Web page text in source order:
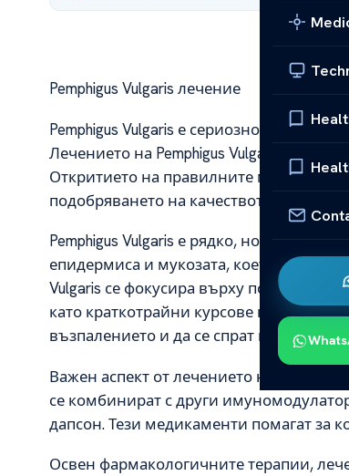
Pemphigus Vulgaris лечение
Pemphigus Vulgaris е сериозно
Лечението на Pemphigus Vulgaris е
Откритието на правилните методи за
подобряването на качеството на живот
Pemphigus Vulgaris е рядко, но тежко
епидермиса и мукозата, което довежда
Vulgaris се фокусира върху
като краткотрайни курсове на кръвни
възпалението и да се спрат новите
Важен аспект от лечението на
се комбинират с други
дапсон. Тези медикаменти помагат
Освен фармакологичните терапии,